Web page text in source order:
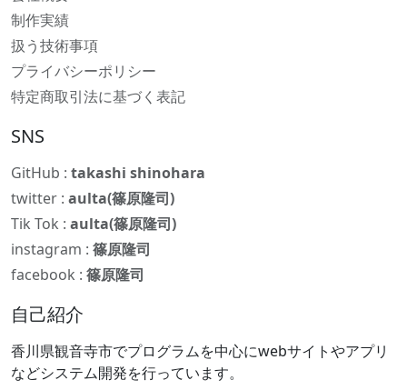
制作実績
扱う技術事項
プライバシーポリシー
特定商取引法に基づく表記
SNS
GitHub : takashi shinohara
twitter : aulta(篠原隆司)
Tik Tok : aulta(篠原隆司)
instagram : 篠原隆司
facebook : 篠原隆司
自己紹介
香川県観音寺市でプログラムを中心にwebサイトやアプリ
などシステム開発を行っています。